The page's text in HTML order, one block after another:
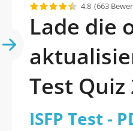
4.8 (663
Lade die
Test Quiz
herunter
ISFP Test -